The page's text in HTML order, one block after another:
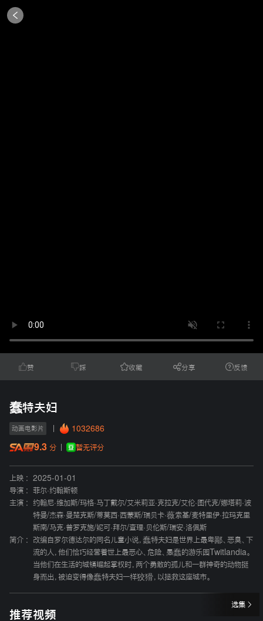
赞 踩 收藏 分享 反馈
蠢特夫妇
动画电影片 1032686
9.3 分 暂无评分
上映 :
2025-01-01
导演 :
菲尔·约翰斯顿
主演 :
约翰尼·维加斯/玛格·马丁戴尔/艾米莉亚·克拉克/艾伦·图代克/娜塔莉·波
特曼/杰森·曼楚克斯/蒂莫西·西蒙斯/瑞贝卡·薇索基/麦特里伊·拉玛克里
斯南/马克·普罗克施/妮可·拜尔/查理·贝伦斯/瑞安·洛佩斯
简介 :
改编自罗尔德达尔的同名儿童小说，蠢特夫妇是世界上最卑鄙、恶臭、下
流的人，他们恰巧经营着世上最恶心、危险、愚蠢的游乐园Twitlandia。
当他们在生活的城镇崛起掌权时，两个勇敢的孤儿和一群神奇的动物挺
身而出，被迫变得像蠢特夫妇一样狡猾，以拯救这座城市。
选集
推荐视频